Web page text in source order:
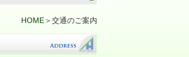
HOME ＞交通のご案内